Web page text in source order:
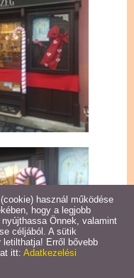
használ működése
hogy a legjobb
Önnek, valamint
céljából. A sütik
letilthatja! Erről bővebb
itt: Adatkezelési